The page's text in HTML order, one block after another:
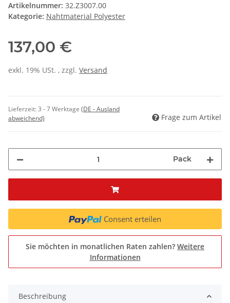
Artikelnummer: 32.Z3007.00
Kategorie: Nahtmaterial Polyester
137,00 €
exkl. 19% USt. , zzgl. Versand
Lieferzeit:3 - 7 Werktage (DE - Ausland
abweichend)
Frage zum Artikel
Pack
Consent erteilen
Sie möchten in monatlichen Raten zahlen? Weitere
Informationen
Beschreibung